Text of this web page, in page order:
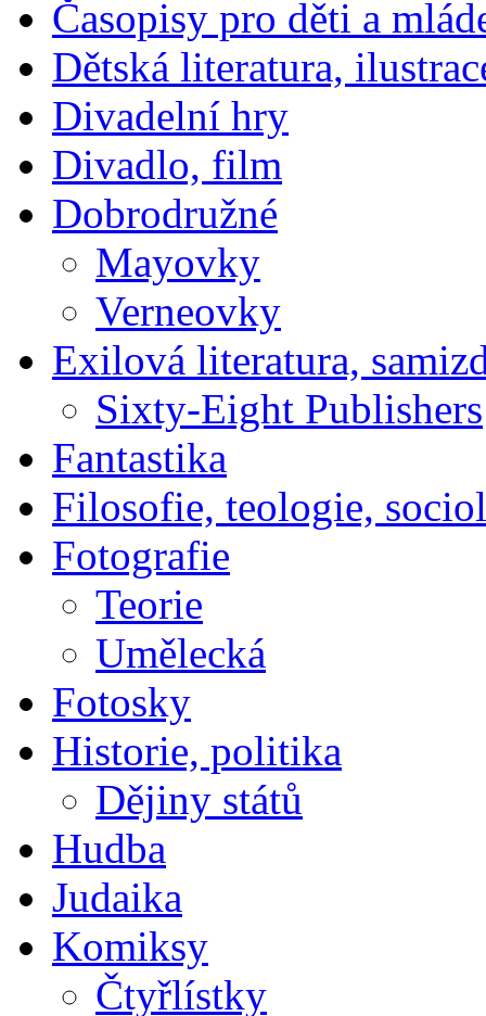
Časopisy pro děti a
Dětská literatura,
Divadelní hry
Divadlo, film
Dobrodružné
Mayovky
Verneovky
Exilová literatura,
Sixty-Eight Publishers
Fantastika
Filosofie, teologie,
Fotografie
Teorie
Umělecká
Fotosky
Historie, politika
Dějiny států
Hudba
Judaika
Komiksy
Čtyřlístky